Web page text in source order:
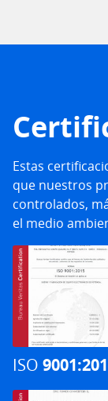
Estas
que nuestros
controlados,
el medio
ISO